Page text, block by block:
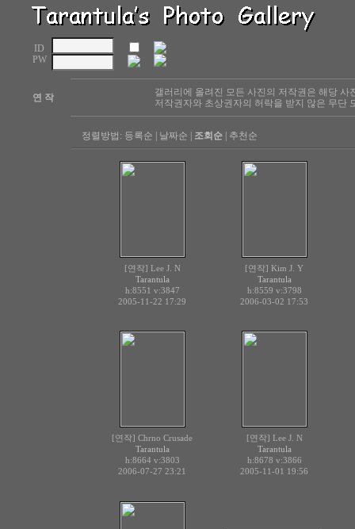
ID
PW
연 작
갤러리에 올려진 모든 사진의 저작권은 해당
저작권자와 초상권자의 허락을 받지 않은 무단
정렬방법: 등록순 날짜순 조회순 추천순
[연작] Lee J. N
Tarantula
h:8551 v:3847
2005-11-22 17:29
[연작] Kim J. Y
Tarantula
h:8559 v:3798
2006-03-02 17:53
[연작] Chrno Crusade
Tarantula
h:8664 v:3803
2006-07-27 23:21
[연작] Lee J. N
Tarantula
h:8678 v:3866
2005-11-01 19:56